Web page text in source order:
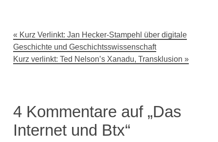
Beitragsnavigation
Kurz Verlinkt: Jan Hecker-Stampehl über digitale
Geschichte und Geschichtsswissenschaft
Kurz verlinkt: Ted Nelson’s Xanadu, Transklusion
4 Kommentare auf „Das
Internet und Btx“